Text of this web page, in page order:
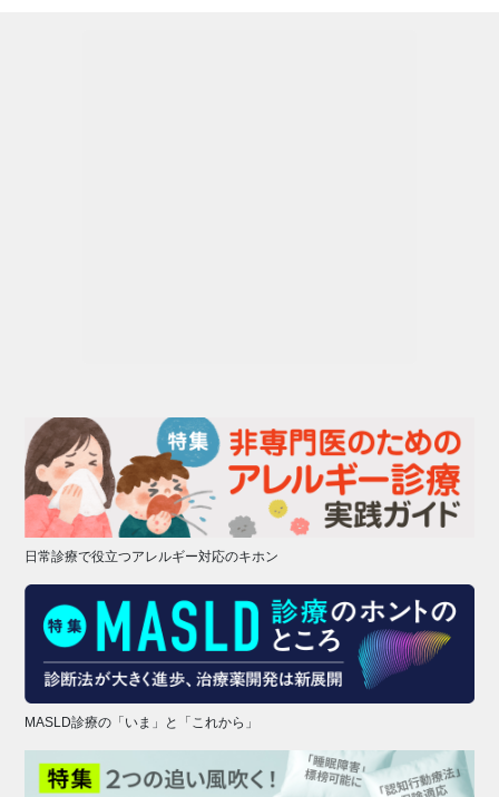
日常診療で役立つアレルギー対応のキホン
MASLD診療の「いま」と「これから」